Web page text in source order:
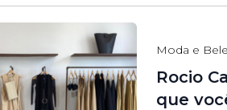
Moda e
Rocio
que